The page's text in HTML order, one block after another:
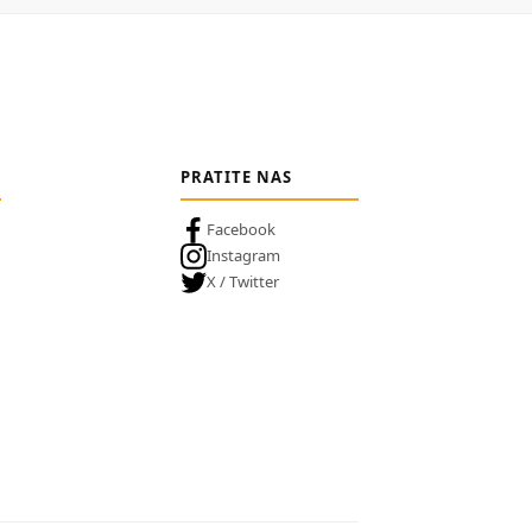
PRATITE NAS
Facebook
Instagram
X / Twitter